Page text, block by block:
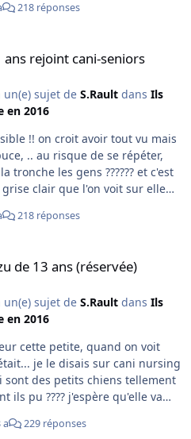
218 réponses
rejoint cani-seniors
sujet de S.Raultdans Ils
en 2016
!! on croit avoir tout vu mais
les gens ?????? et c'est
clair que l'on voit sur elle
218 réponses
de 13 ans (réservée)
sujet de S.Raultdans Ils
en 2016
cette petite, quand on voit
je le disais sur cani nursing
sont des petits chiens tellement
ils pu ???? j'espère qu'elle va
de sa belle vie
a 229 réponses